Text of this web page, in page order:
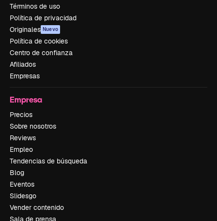
Términos de uso
Política de privacidad
Originales Nuevo
Política de cookies
Centro de confianza
Afiliados
Empresas
Empresa
Precios
Sobre nosotros
Reviews
Empleo
Tendencias de búsqueda
Blog
Eventos
Slidesgo
Vender contenido
Sala de prensa